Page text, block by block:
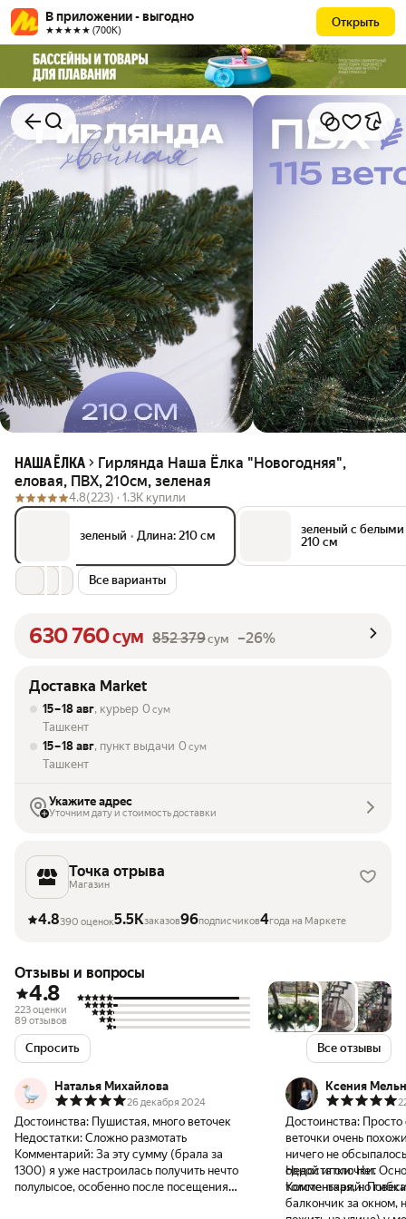
В приложении - выгодно
★★★★★ (700К)
Открыть
НАША ЁЛКА
Гирлянда Наша Ёлка "Новогодняя",
еловая, ПВХ, 210см, зеленая
4.8(223) · 1.3K купили
зеленый • Длина: 210 см
зеленый с
210 см
Все варианты
630 760сум 852 379сум –26%
Доставка Market
15 – 18 авг, курьер 0 сум
Ташкент
15 – 18 авг, пункт выдачи 0 сум
Ташкент
Укажите адрес
Уточним дату и стоимость доставки
Точка отрыва
Магазин
4.8390 оценок5.5Kзаказов96подписчиков4года на Маркете
Отзывы и вопросы
4.8
223 оценки
89 отзывов
Спросить Все отзывы
Наталья Михайлова
26 декабря 2024
Достоинства: Пушистая, много веточек
Недостатки: Сложно размотать
Комментарий: За эту сумму (брала за
1300) я уже настроилась получить нечто
полулысое, особенно после посещения
Ксения
Достоинства:
веточки очень
ничего не
одной иголочки.
толстенькая, но
Недостатки: Нет
Комментарий:
балкончик за окном,